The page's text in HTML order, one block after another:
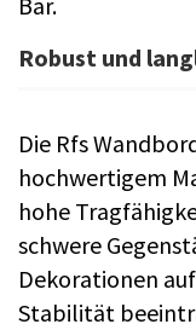
Robust und
Die Rfs
hochwertigem
hohe
schwere
Dekorationen
Stabilität